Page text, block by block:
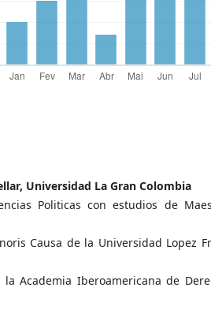
Universidad La Gran Colombia
Politicas con estudios de
Causa de la Universidad Lopez
Academia Iberoamericana de